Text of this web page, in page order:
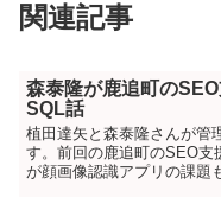
関連記事
森泰隆が鹿追町の
SQL話
植田達矢と森泰隆さんが管
す。前回の鹿追町のSEO支
が顔画像認識アプリの課題